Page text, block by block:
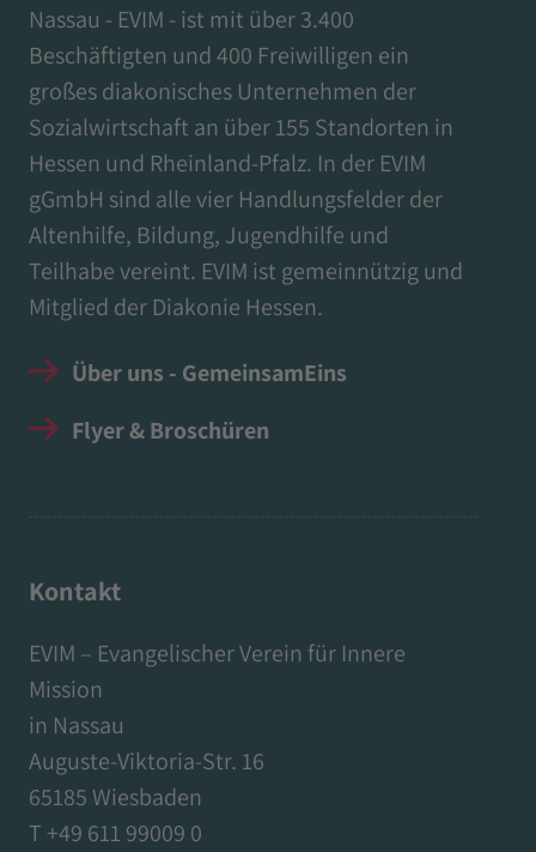
Nassau - EVIM - ist mit über 3.400
Beschäftigten und 400 Freiwilligen ein
großes diakonisches Unternehmen der
Sozialwirtschaft an über 155 Standorten in
Hessen und Rheinland-Pfalz. In der EVIM
gGmbH sind alle vier Handlungsfelder der
Altenhilfe, Bildung, Jugendhilfe und
Teilhabe vereint. EVIM ist gemeinnützig und
Mitglied der Diakonie Hessen.
Über uns - GemeinsamEins
Flyer & Broschüren
Kontakt
EVIM – Evangelischer Verein für Innere
Mission
in Nassau
Auguste-Viktoria-Str. 16
65185 Wiesbaden
T +49 611 99009 0